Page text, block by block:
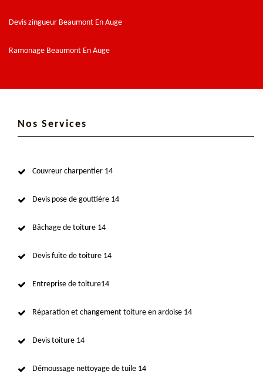
Devis zingueur Beaumont En Auge
Ramonage Beaumont En Auge
Nos Services
Couvreur charpentier 14
Devis pose de gouttière 14
Bâchage de toiture 14
Devis fuite de toiture 14
Entreprise de toiture14
Réparation et changement toiture en ardoise 14
Devis toiture 14
Démoussage nettoyage de tuile 14